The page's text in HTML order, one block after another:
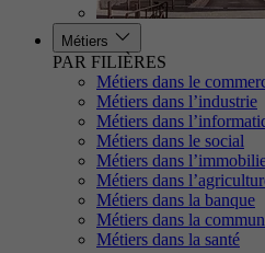
Métiers
PAR FILIÈRES
Métiers dans le
Métiers dans l’industrie
Métiers dans
Métiers dans le social
Métiers dans
Métiers dans
Métiers dans la banque
Métiers dans la
Métiers dans la santé